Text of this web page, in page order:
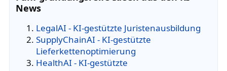
News
LegalAI - KI-gestützte Juristenausbildung
SupplyChainAI - KI-gestützte
Lieferkettenoptimierung
HealthAI - KI-gestützte